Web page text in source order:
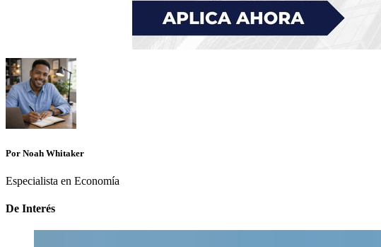
Por Noah Whitaker
Especialista en Economía
De Interés